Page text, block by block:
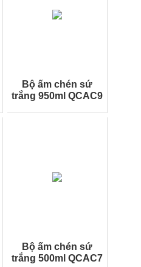
Bộ ấm chén sứ
trắng 950ml QCAC9
Bộ ấm chén sứ
trắng 500ml QCAC7